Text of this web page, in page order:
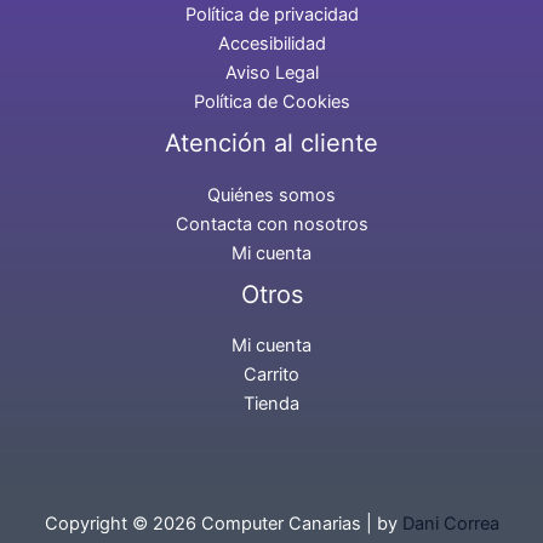
Política de privacidad
Accesibilidad
Aviso Legal
Política de Cookies
Atención al cliente
Quiénes somos
Contacta con nosotros
Mi cuenta
Otros
Mi cuenta
Carrito
Tienda
Copyright © 2026 Computer Canarias | by Dani Correa